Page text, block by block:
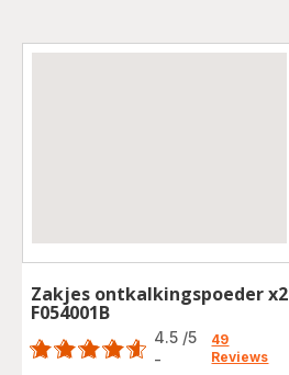
Zakjes ontkalkingspoeder x2
F054001B
Score
4.5 /5
-
49
Reviews